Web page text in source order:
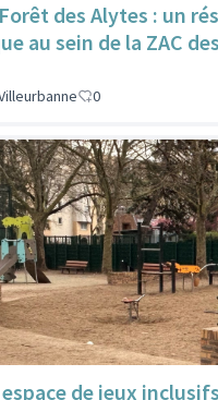
des Alytes : un
au sein de la ZAC
0
de jeux